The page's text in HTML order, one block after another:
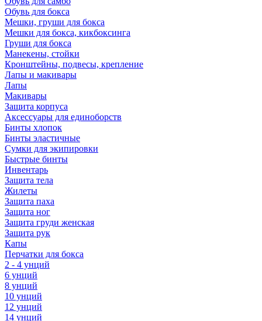
Обувь для бокса
Мешки, груши для бокса
Мешки для бокса, кикбоксинга
Груши для бокса
Манекены, стойки
Кронштейны, подвесы, крепление
Лапы и макивары
Лапы
Макивары
Защита корпуса
Аксессуары для единоборств
Бинты хлопок
Бинты эластичные
Сумки для экипировки
Быстрые бинты
Инвентарь
Защита тела
Жилеты
Защита паха
Защита ног
Защита груди женская
Защита рук
Капы
Перчатки для бокса
2 - 4 унций
6 унций
8 унций
10 унций
12 унций
14 унций